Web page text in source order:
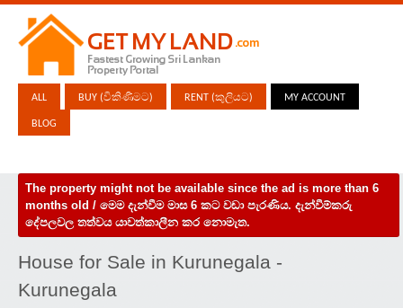
ALL BUY (විකිණීමට) RENT (කුලියට) MY ACCOUNT
BLOG
The property might not be available since the ad is more than 6
months old / මෙම දැන්වීම මාස 6 කට වඩා පැරණිය. දැන්වීම්කරු
දේපලවල තත්වය යාවත්කාලීන කර නොමැත.
House for Sale in Kurunegala -
Kurunegala